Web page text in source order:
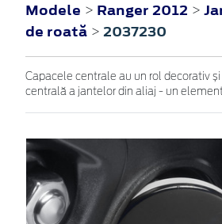
Modele > Ranger 2012 >
de roată > 2037230
Capacele centrale au un rol decorativ
centrală a jantelor din aliaj - un